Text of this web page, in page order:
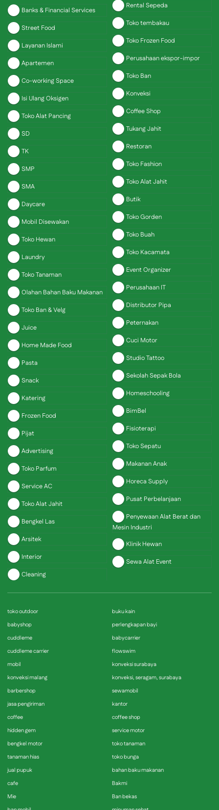
Banks & Financial Services
Street Food
Layanan Islami
Apartemen
Co-working Space
Isi Ulang Oksigen
Toko Alat Pancing
SD
TK
SMP
SMA
Daycare
Mobil Disewakan
Toko Hewan
Laundry
Toko Tanaman
Olahan Bahan Baku Makanan
Toko Ban & Velg
Juice
Home Made Food
Pasta
Snack
Katering
Frozen Food
Pijat
Advertising
Toko Parfum
Service AC
Toko Alat Jahit
Bengkel Las
Arsitek
Interior
Cleaning
Rental Sepeda
Toko tembakau
Toko Frozen Food
Perusahaan ekspor-impor
Toko Ban
Konveksi
Coffee Shop
Tukang Jahit
Restoran
Toko Fashion
Toko Alat Jahit
Butik
Toko Gorden
Toko Buah
Toko Kacamata
Event Organizer
Perusahaan IT
Distributor Pipa
Peternakan
Cuci Motor
Studio Tattoo
Sekolah Sepak Bola
Homeschooling
BimBel
Fisioterapi
Toko Sepatu
Makanan Anak
Horeca Supply
Pusat Perbelanjaan
Penyewaan Alat Berat dan
Mesin Industri
Klinik Hewan
Sewa Alat Event
toko outdoor
buku kain
babyshop
perlengkapan bayi
cuddleme
babycarrier
cuddleme carrier
flowswim
mobil
konveksi surabaya
konveksi malang
konveksi, seragam, surabaya
barbershop
sewamobil
jasa pengiriman
kantor
coffee
coffee shop
hidden gem
service motor
bengkel motor
toko tanaman
tanaman hias
toko bunga
jual pupuk
bahan baku makanan
cafe
Bakmi
Mie
Ban bekas